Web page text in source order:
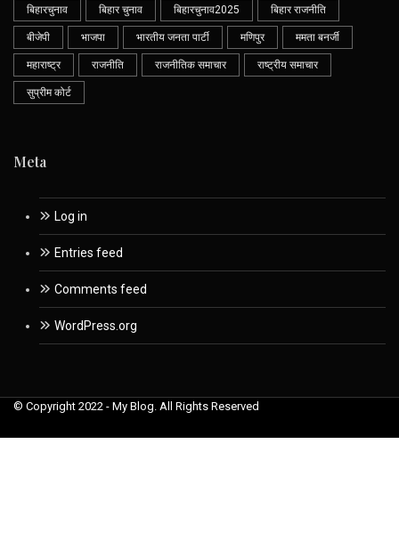
बिहारचुनाव बिहार चुनाव बिहारचुनाव2025 बिहार राजनीति
बीजेपी भाजपा भारतीय जनता पार्टी मणिपुर ममता बनर्जी
महाराष्ट्र राजनीति राजनीतिक समाचार राष्ट्रीय समाचार
सुप्रीम कोर्ट
Meta
Log in
Entries feed
Comments feed
WordPress.org
© Copyright 2022 - My Blog. All Rights Reserved